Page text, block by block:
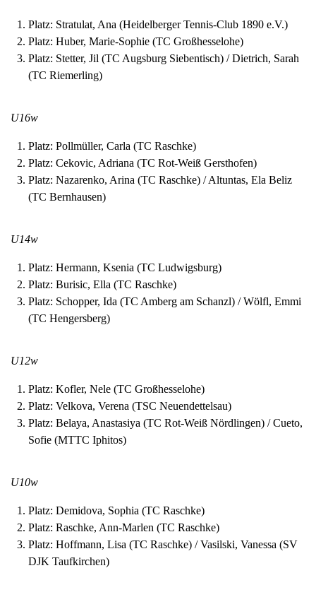
Platz: Stratulat, Ana (Heidelberger Tennis-Club 1890 e.V.)
Platz: Huber, Marie-Sophie (TC Großhesselohe)
Platz: Stetter, Jil (TC Augsburg Siebentisch) / Dietrich, Sarah
(TC Riemerling)
U16w
Platz: Pollmüller, Carla (TC Raschke)
Platz: Cekovic, Adriana (TC Rot-Weiß Gersthofen)
Platz: Nazarenko, Arina (TC Raschke) / Altuntas, Ela Beliz
(TC Bernhausen)
U14w
Platz: Hermann, Ksenia (TC Ludwigsburg)
Platz: Burisic, Ella (TC Raschke)
Platz: Schopper, Ida (TC Amberg am Schanzl) / Wölfl, Emmi
(TC Hengersberg)
U12w
Platz: Kofler, Nele (TC Großhesselohe)
Platz: Velkova, Verena (TSC Neuendettelsau)
Platz: Belaya, Anastasiya (TC Rot-Weiß Nördlingen) / Cueto,
Sofie (MTTC Iphitos)
U10w
Platz: Demidova, Sophia (TC Raschke)
Platz: Raschke, Ann-Marlen (TC Raschke)
Platz: Hoffmann, Lisa (TC Raschke) / Vasilski, Vanessa (SV
DJK Taufkirchen)